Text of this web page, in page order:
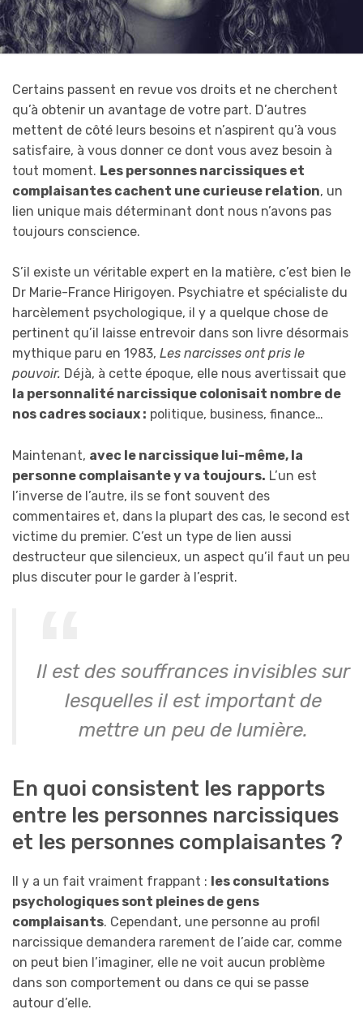
Certains passent en revue vos droits et ne cherchent
qu’à obtenir un avantage de votre part. D’autres
mettent de côté leurs besoins et n’aspirent qu’à vous
satisfaire, à vous donner ce dont vous avez besoin à
tout moment. Les personnes narcissiques et
complaisantes cachent une curieuse relation, un
lien unique mais déterminant dont nous n’avons pas
toujours conscience.
S’il existe un véritable expert en la matière, c’est bien le
Dr Marie-France Hirigoyen. Psychiatre et spécialiste du
harcèlement psychologique, il y a quelque chose de
pertinent qu’il laisse entrevoir dans son livre désormais
mythique paru en 1983, Les narcisses ont pris le
pouvoir. Déjà, à cette époque, elle nous avertissait que
la personnalité narcissique colonisait nombre de
nos cadres sociaux : politique, business, finance…
Maintenant, avec le narcissique lui-même, la
personne complaisante y va toujours. L’un est
l’inverse de l’autre, ils se font souvent des
commentaires et, dans la plupart des cas, le second est
victime du premier. C’est un type de lien aussi
destructeur que silencieux, un aspect qu’il faut un peu
plus discuter pour le garder à l’esprit.
Il est des souffrances invisibles sur
lesquelles il est important de
mettre un peu de lumière.
En quoi consistent les rapports
entre les personnes narcissiques
et les personnes complaisantes ?
Il y a un fait vraiment frappant : les consultations
psychologiques sont pleines de gens
complaisants. Cependant, une personne au profil
narcissique demandera rarement de l’aide car, comme
on peut bien l’imaginer, elle ne voit aucun problème
dans son comportement ou dans ce qui se passe
autour d’elle.